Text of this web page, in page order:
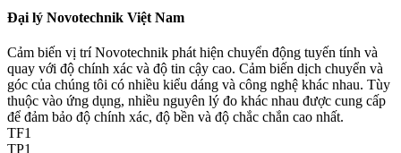
Đại lý Novotechnik Việt Nam
Cảm biến vị trí Novotechnik phát hiện chuyển động tuyến tính và
quay với độ chính xác và độ tin cậy cao. Cảm biến dịch chuyển và
góc của chúng tôi có nhiều kiểu dáng và công nghệ khác nhau. Tùy
thuộc vào ứng dụng, nhiều nguyên lý đo khác nhau được cung cấp
để đảm bảo độ chính xác, độ bền và độ chắc chắn cao nhất.
TF1
TP1